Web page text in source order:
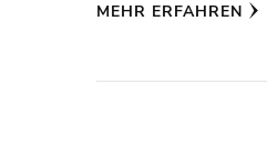
MEHR ERFAHREN